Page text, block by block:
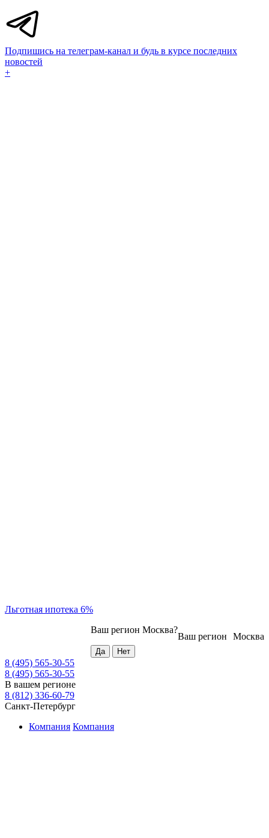
Подпишись на телеграм-канал и будь в курсе последних
новостей
+
Льготная ипотека 6%
Москва
Ваш регион
Ваш регион Москва?
8 (495) 565-30-55
8 (495) 565-30-55
В вашем регионе
8 (812) 336-60-79
Санкт-Петербург
Компания Компания